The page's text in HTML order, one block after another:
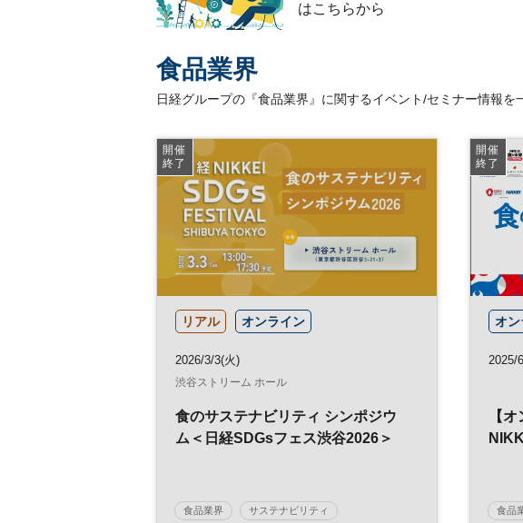
はこちらから
食品業界
日経グループの『食品業界』に関するイベント/セミナー情報
開催
終了
リアル オンライン
2026/3/3(火)
渋谷ストリーム ホール
食のサステナビリティ シンポジウ
ム＜日経SDGsフェス渋谷2026＞
食品業界 サステナビリティ
開催
終了
オン
2025/
【
食品